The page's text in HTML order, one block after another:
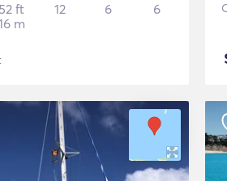
52 ft
m
12 6 6